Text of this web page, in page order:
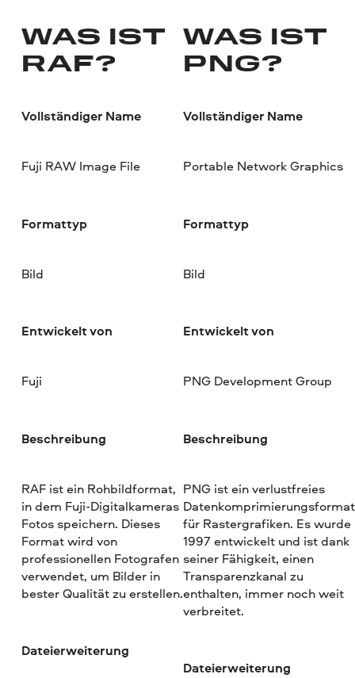
WAS IST
RAF?
Vollständiger Name
Fuji RAW Image File
Formattyp
Bild
Entwickelt von
Fuji
Beschreibung
RAF ist ein Rohbildformat,
in dem Fuji-Digitalkameras
Fotos speichern. Dieses
Format wird von
professionellen Fotografen
verwendet, um Bilder in
bester Qualität zu erstellen.
Dateierweiterung
WAS IST
PNG?
Vollständiger Name
Portable Network Graphics
Formattyp
Bild
Entwickelt von
PNG Development Group
Beschreibung
PNG ist ein verlustfreies
Datenkomprimierungsformat
für Rastergrafiken. Es wurde
1997 entwickelt und ist dank
seiner Fähigkeit, einen
Transparenzkanal zu
enthalten, immer noch weit
verbreitet.
Dateierweiterung